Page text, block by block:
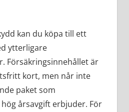
kan du köpa till ett
ytterligare
Försäkringsinnehållet är
kort, men når inte
paket som
årsavgift erbjuder. För